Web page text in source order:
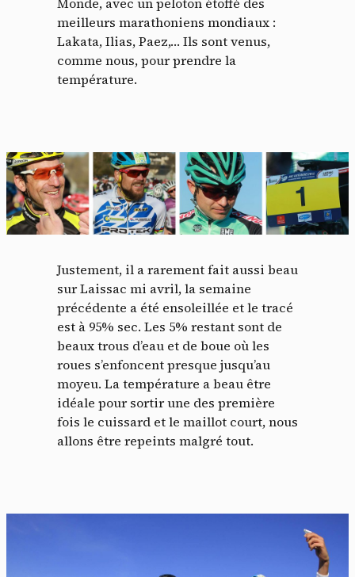
meilleurs marathoniens mondiaux :
Lakata, Ilias, Paez,… Ils sont venus,
comme nous, pour prendre la
température.
Justement, il a rarement fait aussi beau
sur Laissac mi avril, la semaine
précédente a été ensoleillée et le tracé
est à 95% sec. Les 5% restant sont de
beaux trous d’eau et de boue où les
roues s’enfoncent presque jusqu’au
moyeu. La température a beau être
idéale pour sortir une des première
fois le cuissard et le maillot court, nous
allons être repeints malgré tout.